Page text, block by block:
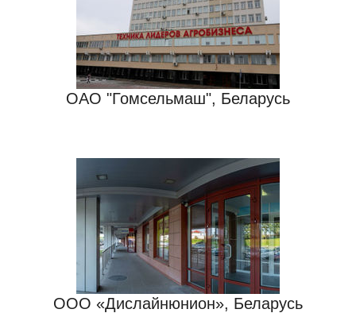
ОАО "Гомсельмаш", Беларусь
ООО «Дислайнюнион», Беларусь